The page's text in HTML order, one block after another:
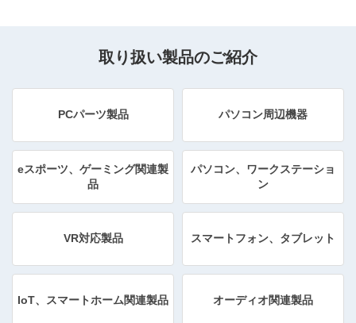
取り扱い製品のご紹介
PCパーツ製品 パソコン周辺機器
eスポーツ、ゲーミング関連製
品
パソコン、ワークステーショ
ン
VR対応製品 スマートフォン、タブレット
IoT、スマートホーム関連製品 オーディオ関連製品